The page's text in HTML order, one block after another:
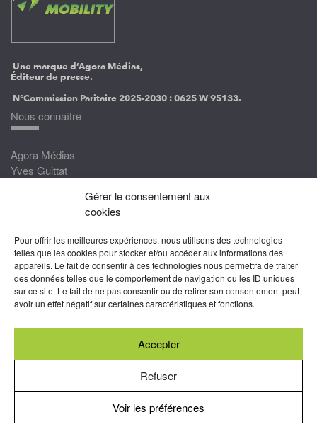
Gérer le consentement aux
cookies
Pour offrir les meilleures expériences, nous utilisons des technologies
telles que les cookies pour stocker et/ou accéder aux informations des
appareils. Le fait de consentir à ces technologies nous permettra de traiter
des données telles que le comportement de navigation ou les ID uniques
sur ce site. Le fait de ne pas consentir ou de retirer son consentement peut
avoir un effet négatif sur certaines caractéristiques et fonctions.
Accepter
Refuser
Voir les préférences
Une marque d’Agora Médias,
Éditeur de presse.
N°Commission Paritaire 2025-2030 :0625 W 95133.
Nous connaître
Agora Médias
Yves Guittat
Devenez correspondant
Rejoignez nos experts
Devenez Partenaire
Nous suivre
Abonnez-vous à nos newsletters
Conditions générales d’utilisation
de cookies